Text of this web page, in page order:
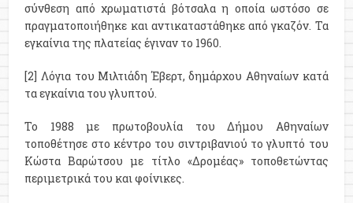
σύνθεση από χρωματιστά βότσαλα η οποία ωστόσο σε
πραγματοποιήθηκε και αντικαταστάθηκε από γκαζόν. Τα
εγκαίνια της πλατείας έγιναν το 1960.
[2] Λόγια του Μιλτιάδη Έβερτ, δημάρχου Αθηναίων κατά
τα εγκαίνια του γλυπτού.
Το 1988 με πρωτοβουλία του Δήμου Αθηναίων
τοποθέτησε στο κέντρο του σιντριβανιού το γλυπτό του
Κώστα Βαρώτσου με τίτλο «Δρομέας» τοποθετώντας
περιμετρικά του και φοίνικες.